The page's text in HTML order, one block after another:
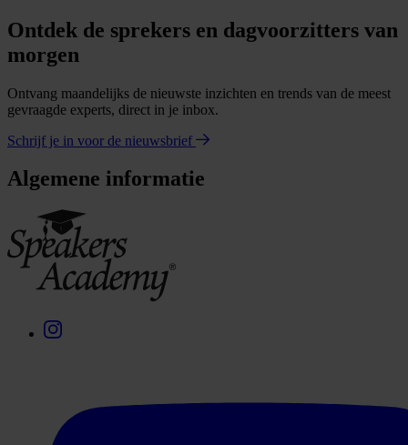
Ontdek de sprekers en dagvoorzitters van
morgen
Ontvang maandelijks de nieuwste inzichten en trends van de meest
gevraagde experts, direct in je inbox.
Schrijf je in voor de nieuwsbrief
Algemene informatie